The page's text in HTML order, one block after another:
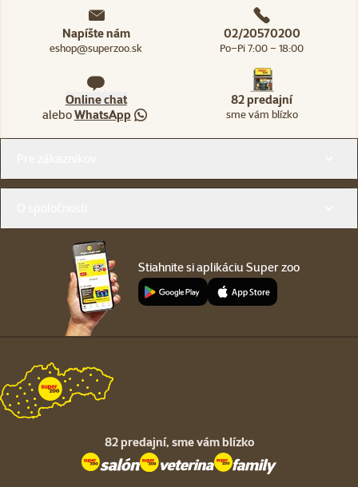
Napíšte nám
eshop@superzoo.sk
02/20570200
Po–Pi 7:00 – 18:00
Online chat
aleboWhatsApp
82 predajní
sme vám blízko
Stiahnite si aplikáciu Super zoo
82 predajní, sme vám blízko